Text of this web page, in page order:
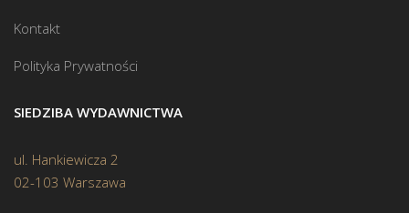
Kontakt
Polityka Prywatności
SIEDZIBA WYDAWNICTWA
ul. Hankiewicza 2
02-103 Warszawa